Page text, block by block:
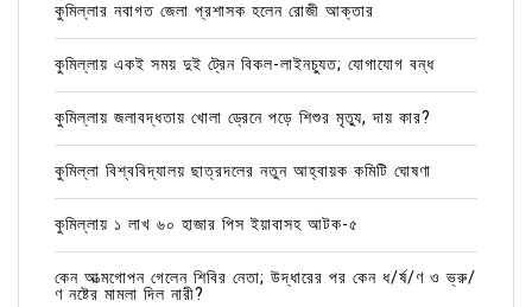
কুমিল্লার নবাগত জেলা প্রশাসক হলেন রোজী আক্তার
কুমিল্লায় একই সময় দুই ট্রেন বিকল-লাইনচ্যুত; যোগাযোগ বন্ধ
কুমিল্লায় জলাবদ্ধতায় খোলা ড্রেনে পড়ে শিশুর মৃত্যু, দায় কার?
কুমিল্লা বিশ্ববিদ্যালয় ছাত্রদলের নতুন আহ্বায়ক কমিটি ঘোষণা
কুমিল্লায় ১ লাখ ৬০ হাজার পিস ইয়াবাসহ আটক-৫
কেন আত্মগোপন গেলেন শিবির নেতা; উদ্ধারের পর কেন ধ/র্ষ/ণ ও ভ্রু/
ণ নষ্টের মামলা দিল নারী?